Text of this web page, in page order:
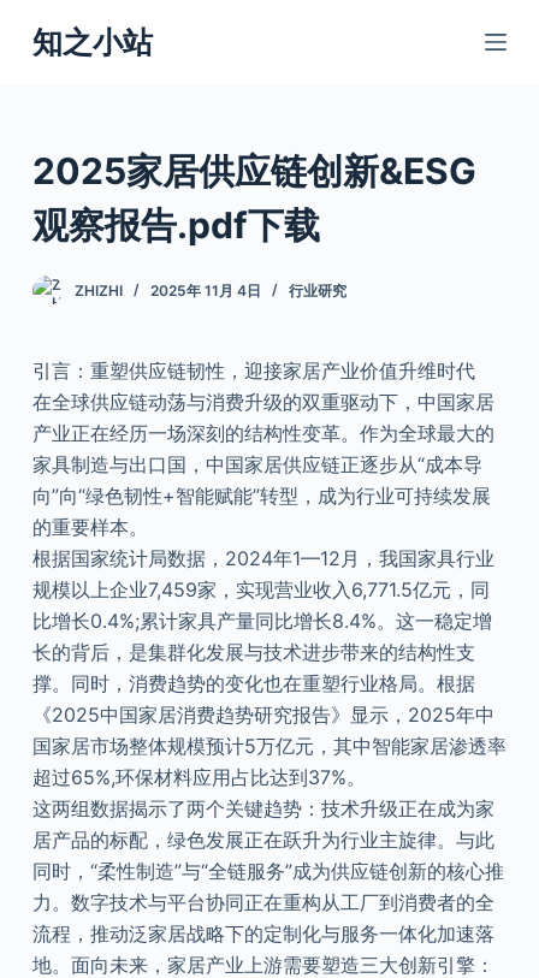
跳
过
知之小站
2025家居供应链创新&ESG
观察报告.pdf下载
ZHIZHI 2025年 11月 4日 行业研究
引言：重塑供应链韧性，迎接家居产业价值升维时代
在全球供应链动荡与消费升级的双重驱动下，中国家居
产业正在经历一场深刻的结构性变革。作为全球最大的
家具制造与出口国，中国家居供应链正逐步从“成本导
向”向“绿色韧性+智能赋能”转型，成为行业可持续发展
的重要样本。
根据国家统计局数据，2024年1—12月，我国家具行业
规模以上企业7,459家，实现营业收入6,771.5亿元，同
比增长0.4%;累计家具产量同比增长8.4%。这一稳定增
长的背后，是集群化发展与技术进步带来的结构性支
撑。同时，消费趋势的变化也在重塑行业格局。根据
《2025中国家居消费趋势研究报告》显示，2025年中
国家居市场整体规模预计5万亿元，其中智能家居渗透率
超过65%,环保材料应用占比达到37%。
这两组数据揭示了两个关键趋势：技术升级正在成为家
居产品的标配，绿色发展正在跃升为行业主旋律。与此
同时，“柔性制造”与“全链服务”成为供应链创新的核心推
力。数字技术与平台协同正在重构从工厂到消费者的全
流程，推动泛家居战略下的定制化与服务一体化加速落
地。面向未来，家居产业上游需要塑造三大创新引擎：